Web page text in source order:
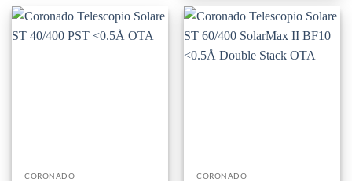
CORONADO CORONADO